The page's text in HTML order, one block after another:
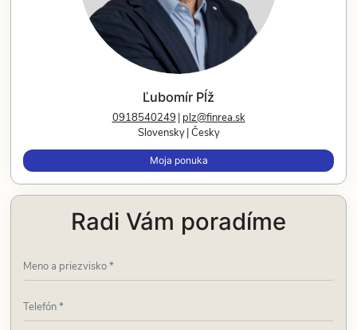
Ľubomír Pĺž
0918540249 plz@finrea.sk
Slovensky Česky
Moja ponuka
Radi Vám poradíme